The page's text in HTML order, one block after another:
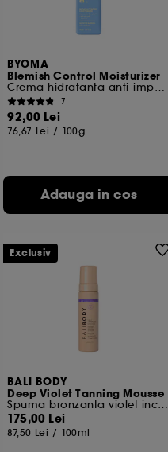
BYOMA
Blemish Control Moisturizer
Crema hidratanta anti-imperfectiuni
7
92,00 Lei
76,67 Lei / 100g
Adauga in cos
BALI BODY
Deep Violet Tanning Mousse
Spuma bronzanta violet inchis
175,00 Lei
87,50 Lei / 100ml
Exclusiv